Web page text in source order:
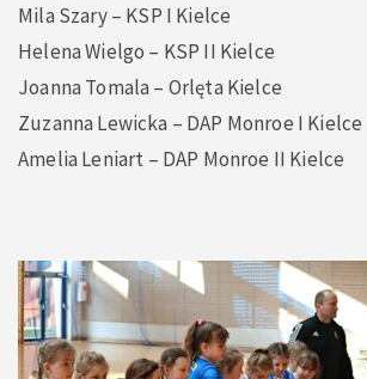
Mila Szary – KSP I Kielce
Helena Wielgo – KSP II Kielce
Joanna Tomala – Orlęta Kielce
Zuzanna Lewicka – DAP Monroe I Kielce
Amelia Leniart – DAP Monroe II Kielce